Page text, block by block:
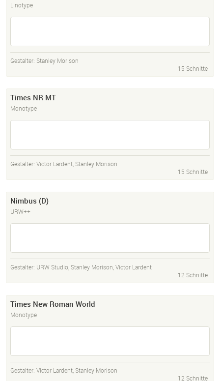
Linotype
Gestalter: Stanley Morison
15 Schnitte
Times NR MT
Monotype
Gestalter: Victor Lardent, Stanley Morison
15 Schnitte
Nimbus (D)
URW++
Gestalter: URW Studio, Stanley Morison,Victor Lardent
12 Schnitte
Times New Roman World
Monotype
Gestalter: Victor Lardent, Stanley Morison
12 Schnitte